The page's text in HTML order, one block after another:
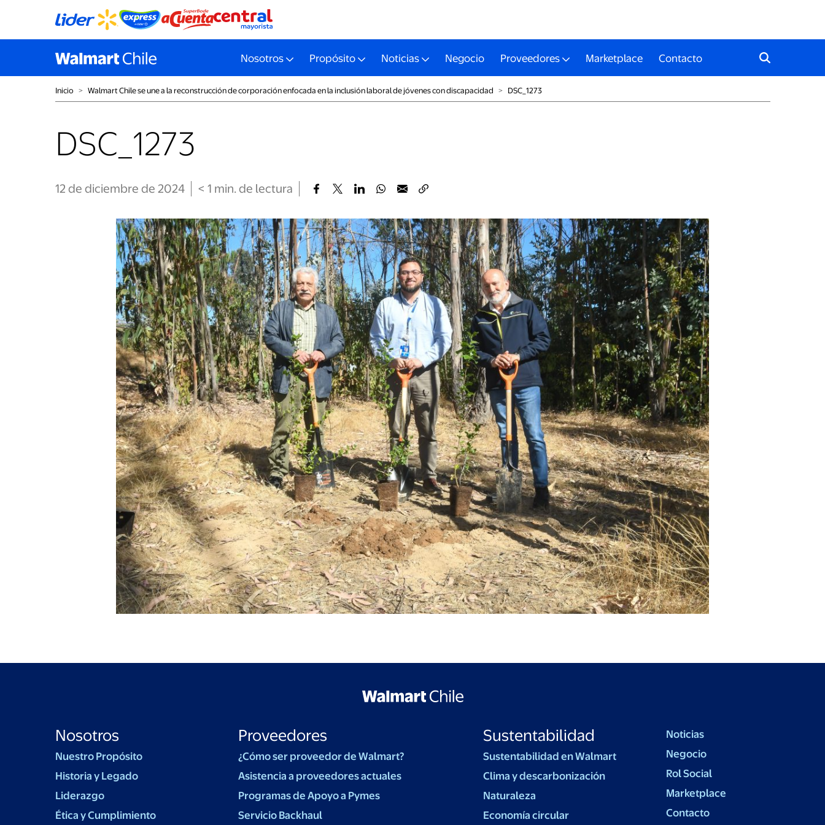
Nosotros Propósito Noticias Negocio Proveedores Marketplace Contacto
Inicio ˃ Walmart Chile se une a la reconstrucción de corporación enfocada en la inclusión laboral de jóvenes con discapacidad ˃ DSC_1273
DSC_1273
12 de diciembre de 2024 < 1 min. de lectura
Nosotros
Nuestro Propósito
Historia y Legado
Liderazgo
Ética y Cumplimiento
Proveedores
¿Cómo ser proveedor de Walmart?
Asistencia a proveedores actuales
Programas de Apoyo a Pymes
Servicio Backhaul
Sustentabilidad
Sustentabilidad en Walmart
Clima y descarbonización
Naturaleza
Economía circular
Noticias
Negocio
Rol Social
Marketplace
Contacto